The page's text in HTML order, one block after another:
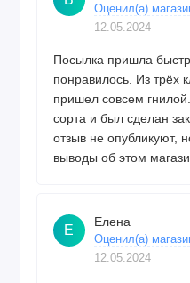
Оценил(а)
12.05.2024
Посылка пришла
понравилось. Из трёх
пришел совсем
сорта и был сделан
отзыв не опубликуют,
выводы об этом
Е
Елена
Оценил(а)
12.05.2024